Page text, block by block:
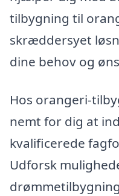
tilbygning til
skræddersyet
dine behov og
Hos orangeri-
nemt for dig at
kvalificerede
Udforsk